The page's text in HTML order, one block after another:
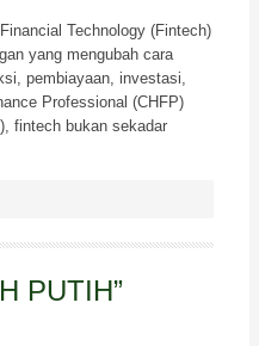
Technology (Fintech)
yang mengubah cara
pembiayaan, investasi,
Professional (CHFP)
fintech bukan sekadar
PUTIH”